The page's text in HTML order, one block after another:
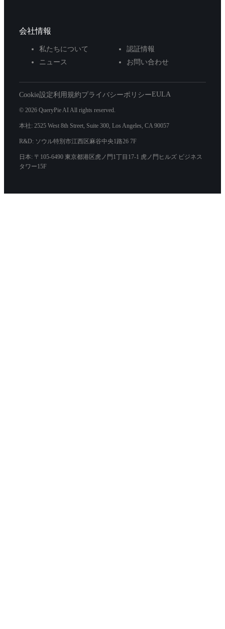
会社情報
私たちについて
認証情報
ニュース
お問い合わせ
Cookie設定利用規約プライバシーポリシーEULA
© 2026 QueryPie AI All rights reserved.
本社: 2525 West 8th Street, Suite 300, Los Angeles, CA 90057
R&D: ソウル特別市江西区麻谷中央1路26 7F
日本: 〒105-6490 東京都港区虎ノ門1丁目17-1 虎ノ門ヒルズ ビジネス
タワー15F